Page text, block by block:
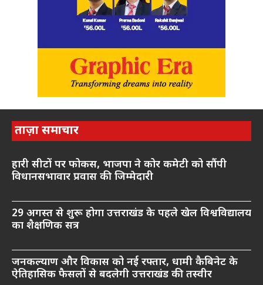
ताज़ा समाचार
हारी सीटों पर फोकस, भाजपा ने कोर कमेटी को सौंपी
विधानसभावार प्रवास की जिम्मेदारी
29 अगस्त से शुरू होगा उत्तराखंड के पहले खेल विश्वविद्यालय
का शैक्षणिक सत्र
जनकल्याण और विकास को नई रफ्तार, धामी कैबिनेट के
ऐतिहासिक फैसलों से बदलेगी उत्तराखंड की तस्वीर